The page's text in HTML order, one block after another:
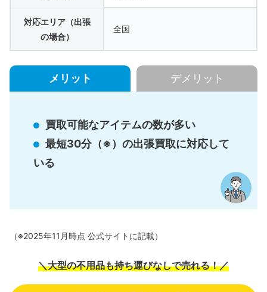
対応エリア（出張
の場合）
全国
メリット デメリット
買取可能なアイテムの数が多い
最短30分（※）の出張買取に対応して
いる
（※2025年11月時点 公式サイトに記載）
＼大型の不用品も持ち運びなしで売れる！／